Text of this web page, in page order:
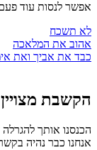
אפשר לנסות עוד
לא תשכח
אהוב את המלאכה
כבד את אביך ואת
הקשבת
הכנסנו אותך
אנחנו כבר נהיה